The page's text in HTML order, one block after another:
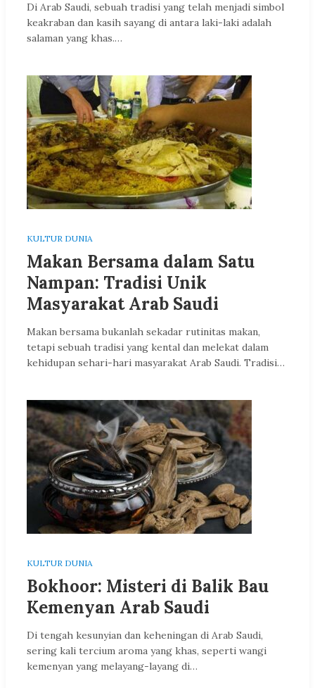
Di Arab Saudi, sebuah tradisi yang telah menjadi simbol
keakraban dan kasih sayang di antara laki-laki adalah
salaman yang khas.…
KULTUR DUNIA
Makan Bersama dalam Satu
Nampan: Tradisi Unik
Masyarakat Arab Saudi
Makan bersama bukanlah sekadar rutinitas makan,
tetapi sebuah tradisi yang kental dan melekat dalam
kehidupan sehari-hari masyarakat Arab Saudi. Tradisi…
KULTUR DUNIA
Bokhoor: Misteri di Balik Bau
Kemenyan Arab Saudi
Di tengah kesunyian dan keheningan di Arab Saudi,
sering kali tercium aroma yang khas, seperti wangi
kemenyan yang melayang-layang di…